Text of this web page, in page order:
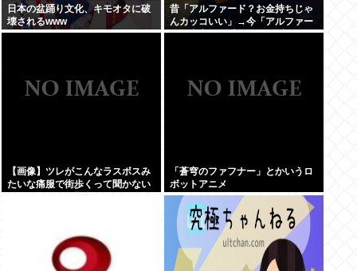
日本の盆踊り文化、キモオタに破
壊されるwww
昔「アルファード？お金持ちじゃ
んカッコいい」→今「アルファー
ド？中卒DQN専用イキり残クレカ
【画像】ツレがこんなラスボスみ
たいな痛服で街歩くって聞かない
「蒼穹のファフナー」とかいうロ
ボットアニメ